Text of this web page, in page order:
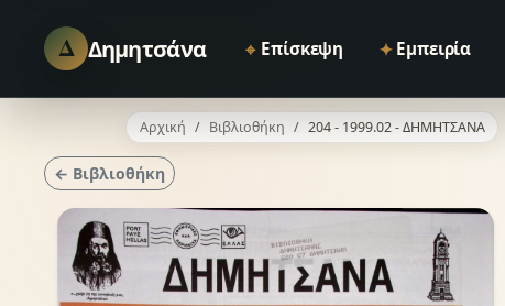
Δ Δημητσάνα ⌖ Επίσκεψη ✦ Εμπειρία
Αρχική Βιβλιοθήκη 204 - 1999.02 - ΔΗΜΗΤΣΑΝΑ
← Βιβλιοθήκη